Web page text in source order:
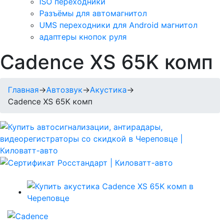
Разъёмы для автомагнитол
UMS переходники для Android магнитол
адаптеры кнопок руля
Cadence XS 65K комп
Главная→Автозвук→Акустика→
Cadence XS 65K комп